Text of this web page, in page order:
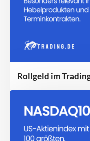
Rollgeld im